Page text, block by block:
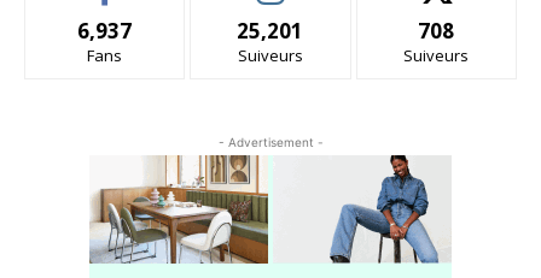
6,937
Fans
25,201
Suiveurs
708
Suiveurs
- Advertisement -